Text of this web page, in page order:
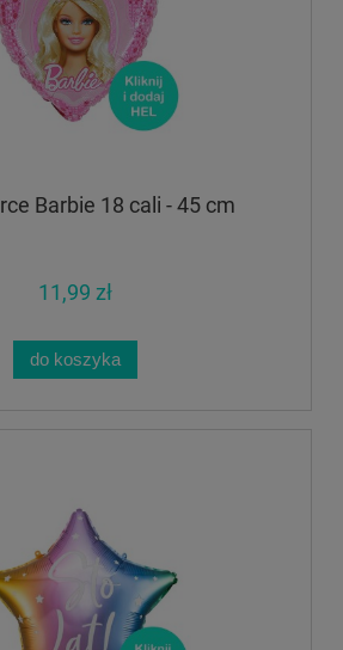
Barbie 18 cali - 45 cm
11,99 zł
do koszyka